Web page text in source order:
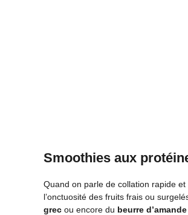
Smoothies aux
Quand on parle de collation rapide
l’onctuosité des fruits frais ou
grec ou encore du beurre d’amande